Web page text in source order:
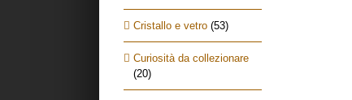
Cristallo e vetro (53)
Curiosità da collezionare
(20)